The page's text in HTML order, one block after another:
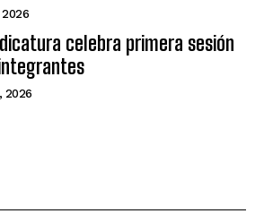
celebra primera sesión
2026